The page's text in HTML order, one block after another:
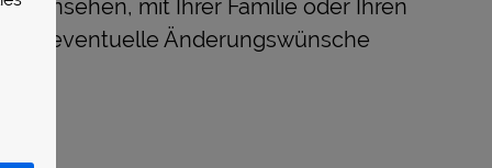
ansehen, mit Ihrer Familie oder Ihren
eventuelle Änderungswünsche